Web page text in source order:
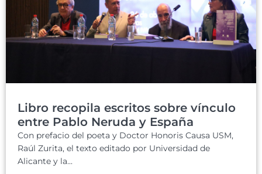
Libro recopila escritos sobre vínculo
entre Pablo Neruda y España
Con prefacio del poeta y Doctor Honoris Causa USM,
Raúl Zurita, el texto editado por Universidad de
Alicante y la...